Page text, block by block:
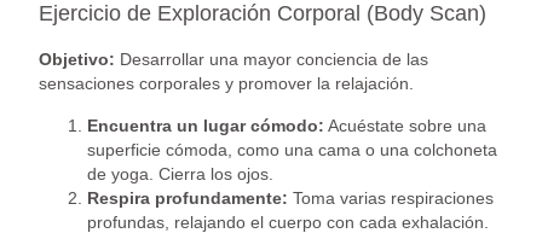
Ejercicio de Exploración Corporal (Body Scan)
Objetivo: Desarrollar una mayor conciencia de las
sensaciones corporales y promover la relajación.
Encuentra un lugar cómodo: Acuéstate sobre una
superficie cómoda, como una cama o una colchoneta
de yoga. Cierra los ojos.
Respira profundamente: Toma varias respiraciones
profundas, relajando el cuerpo con cada exhalación.